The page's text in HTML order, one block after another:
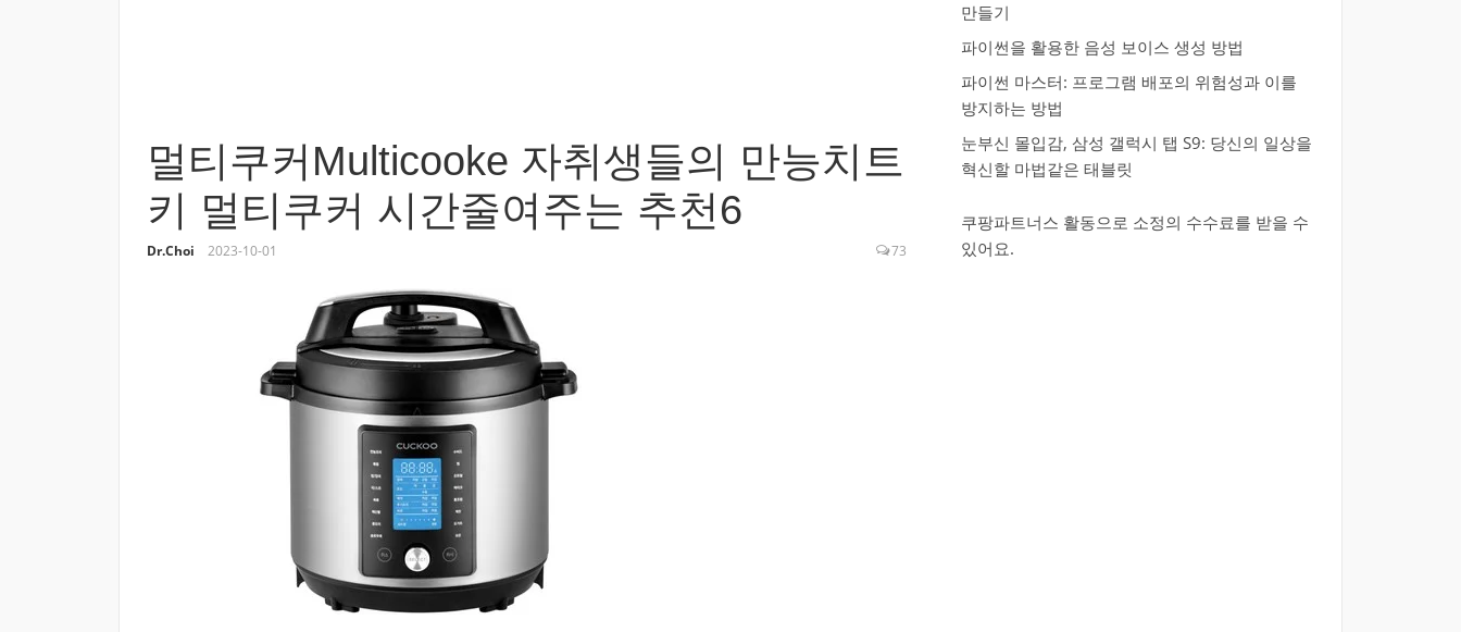
멀티쿠커Multicooke 자취생들의 만능치트
키 멀티쿠커 시간줄여주는 추천6
Dr.Choi 2023-10-01 73
만들기
파이썬을 활용한 음성 보이스 생성 방법
파이썬 마스터: 프로그램 배포의 위험성과 이를
방지하는 방법
눈부신 몰입감, 삼성 갤럭시 탭 S9: 당신의 일상을
혁신할 마법같은 태블릿
쿠팡파트너스 활동으로 소정의 수수료를 받을 수
있어요.